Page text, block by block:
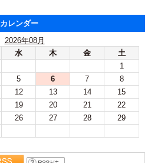
カレンダー
2026年08月
水 木 金
土
1
5 6 7
8
12 13 14
15
19 20 21
22
26 27 28
29